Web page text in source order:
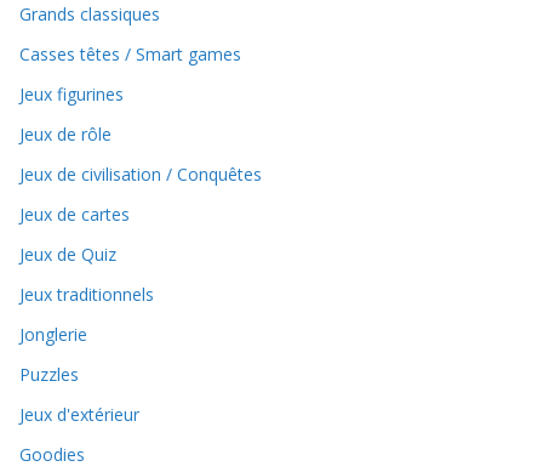
Grands classiques
Casses têtes / Smart games
Jeux figurines
Jeux de rôle
Jeux de civilisation / Conquêtes
Jeux de cartes
Jeux de Quiz
Jeux traditionnels
Jonglerie
Puzzles
Jeux d'extérieur
Goodies